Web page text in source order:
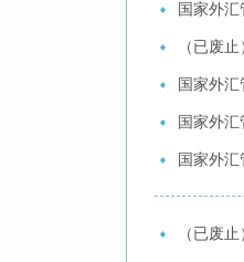
国家外
（已废
国家外
国家外
国家外
（已废